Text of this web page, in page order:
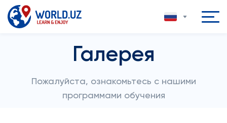
Галерея
Пожалуйста, ознакомьтесь с нашими
программами обучения